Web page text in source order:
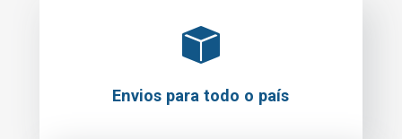
Envios para todo o país